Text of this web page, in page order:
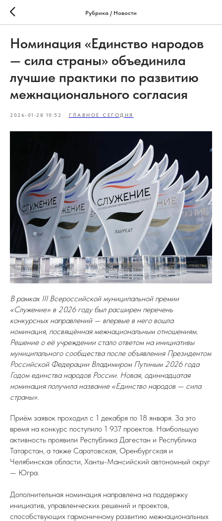
Рубрика / Новости
Номинация «Единство народов
— сила страны» объединила
лучшие практики по развитию
межнационального согласия
2026-01-28 10:52 ГЛАВНОЕ СЕГОДНЯ
В рамках III Всероссийской муниципальной премии
«Служение» в 2026 году был расширен перечень
конкурсных направлений — впервые в него вошла
номинация, посвящённая межнациональным отношениям.
Решение о её учреждении стало ответом на инициативы
муниципального сообщества после объявления Президентом
Российской Федерации Владимиром Путиным 2026 года
Годом единства народов России. Новая, одиннадцатая
номинация получила название «Единство народов — сила
страны».
Приём заявок проходил с 1 декабря по 18 января. За это
время на конкурс поступило 1 937 проектов. Наибольшую
активность проявили Республика Дагестан и Республика
Татарстан, а также Саратовская, Оренбургская и
Челябинская области, Ханты-Мансийский автономный округ
— Югра.
Дополнительная номинация направлена на поддержку
инициатив, управленческих решений и проектов,
способствующих гармоничному развитию межнациональных